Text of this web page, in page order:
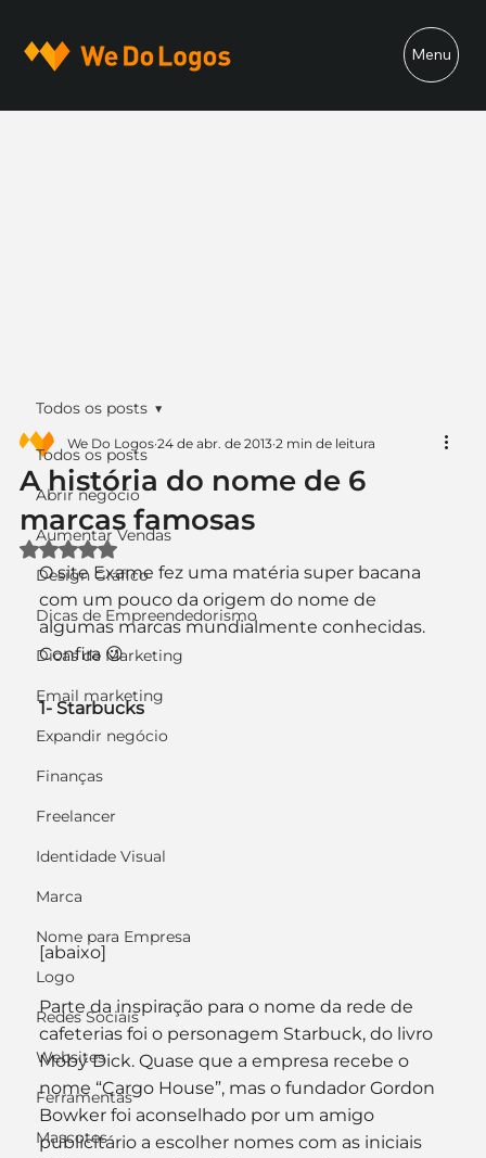
Menu
Todos os posts
Abrir negócio
Aumentar Vendas
Design Gráfico
Dicas de Empreendedorismo
Dicas de Marketing
Email marketing
Expandir negócio
Finanças
Freelancer
Identidade Visual
Marca
Nome para Empresa
Logo
Redes Sociais
Websites
Ferramentas
Mascotes
Todos os posts
A história do nome de 6
marcas famosas
We Do Logos 24 de abr. de 2013 2 min de leitura
Avaliado com NaN de 5 estrelas.
O site Exame fez uma matéria super bacana
com um pouco da origem do nome de
algumas marcas mundialmente conhecidas.
Confira 😉
1- Starbucks
[abaixo]
Parte da inspiração para o nome da rede de
cafeterias foi o personagem Starbuck, do livro
Moby Dick. Quase que a empresa recebe o
nome “Cargo House”, mas o fundador Gordon
Bowker foi aconselhado por um amigo
publicitário a escolher nomes com as iniciais